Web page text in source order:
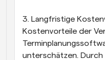
3. Langfristige
Kostenvorteile der
unterschätzen.